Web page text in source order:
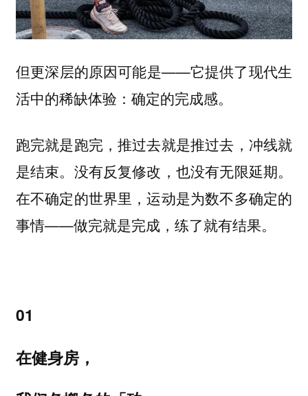
但更深层的原因可能是——它提供了现代生
活中的稀缺体验： 确定的完成感。
跑完就是跑完，推过去就是推过去，冲线就
是结束。没有反复修改，也没有无限延期。
在不确定的世界里，运动是为数不多确定的
事情——做完就是完成，练了就有结果。
01
在健身房，